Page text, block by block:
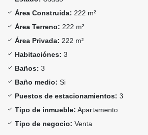
Área Construida: 222 m²
Área Terreno: 222 m²
Área Privada: 222 m²
Habitaciónes: 3
Baños: 3
Baño medio: Si
Puestos de estacionamientos: 3
Tipo de inmueble: Apartamento
Tipo de negocio: Venta